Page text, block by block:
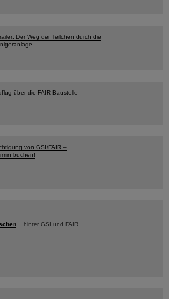
Der Weg der Teilchen durch die
über die FAIR-Baustelle
von GSI/FAIR –
buchen!
...hinter GSI und FAIR.